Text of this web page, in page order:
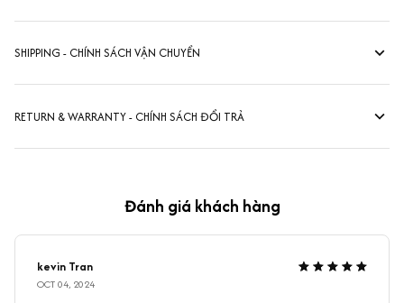
SHIPPING - CHÍNH SÁCH VẬN CHUYỂN
RETURN & WARRANTY - CHÍNH SÁCH ĐỔI TRẢ
Đánh giá khách hàng
kevin Tran
OCT 04, 2024